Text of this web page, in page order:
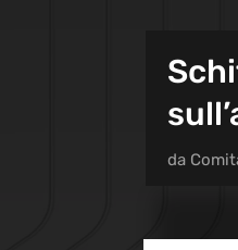
da